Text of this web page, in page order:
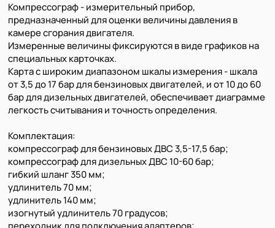
Компрессограф - измерительный прибор,
предназначенный для оценки величины давления в
камере сгорания двигателя.
Измеренные величины фиксируются в виде графиков на
специальных карточках.
Карта с широким диапазоном шкалы измерения - шкала
от 3,5 до 17 бар для бензиновых двигателей, и от 10 до 60
бар для дизельных двигателей, обеспечивает диаграмме
легкость считывания и точность определения.
Комплектация:
компрессограф для бензиновых ДВС 3,5-17,5 бар;
компрессограф для дизельных ДВС 10-60 бар;
гибкий шланг 350 мм;
удлинитель 70 мм;
удлинитель 140 мм;
изогнутый удлинитель 70 градусов;